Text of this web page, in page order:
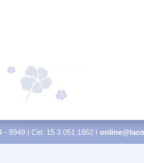
- 8949 | Cel. 15 3 051 1862 l